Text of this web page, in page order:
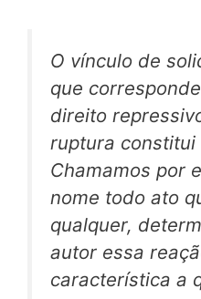
O vínculo de
que
direito
ruptura constitui
Chamamos por
nome todo ato
qualquer,
autor essa
característica a